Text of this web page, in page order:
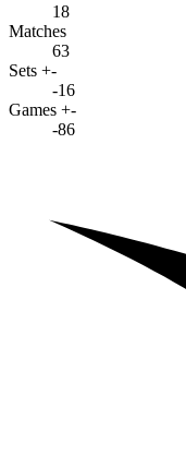
18
Matches
63
Sets +-
-16
Games +-
-86